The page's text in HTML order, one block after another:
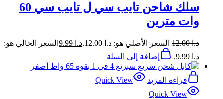
سلك شاحن تايب سي ل تايب سي 60
وات مترين
د.ا12.00 السعر الأصلي هو: د.ا 12.00. د.ا
السعر الحالي هو:
د.ا 9.99.
إضافة إلى السلة
قراءة المزيد
Quick View
Quick View